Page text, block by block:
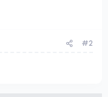
#2